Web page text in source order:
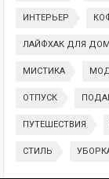
ИНТЕРЬЕР
ЛАЙФХАК ДЛЯ
МИСТИКА
ОТПУСК
ПУТЕШЕСТВИЯ
СТИЛЬ